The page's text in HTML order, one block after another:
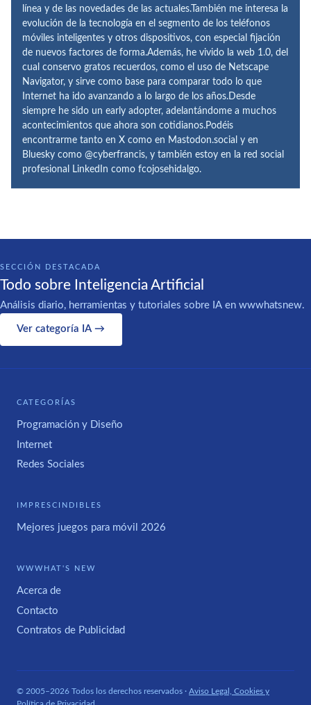
línea y de las novedades de las actuales.También me interesa la
evolución de la tecnología en el segmento de los teléfonos
móviles inteligentes y otros dispositivos, con especial fijación
de nuevos factores de forma.Además, he vivido la web 1.0, del
cual conservo gratos recuerdos, como el uso de Netscape
Navigator, y sirve como base para comparar todo lo que
Internet ha ido avanzando a lo largo de los años.Desde
siempre he sido un early adopter, adelantándome a muchos
acontecimientos que ahora son cotidianos.Podéis
encontrarme tanto en X como en Mastodon.social y en
Bluesky como @cyberfrancis, y también estoy en la red social
profesional LinkedIn como fcojosehidalgo.
SECCIÓN DESTACADA
Todo sobre Inteligencia Artificial
Análisis diario, herramientas y tutoriales sobre IA en wwwhatsnew.
Ver categoría IA →
CATEGORÍAS
Programación y Diseño
Internet
Redes Sociales
IMPRESCINDIBLES
Mejores juegos para móvil 2026
WWWHAT'S NEW
Acerca de
Contacto
Contratos de Publicidad
© 2005–2026 Todos los derechos reservados · Aviso Legal, Cookies y